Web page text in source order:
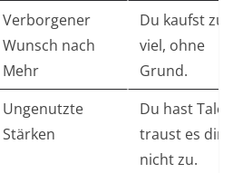
Verborgener
Wunsch nach
Mehr
Du kaufst zu
viel, ohne
Grund. ​
Ungenutzte
Stärken
Du hast
traust es dir
nicht zu. ​